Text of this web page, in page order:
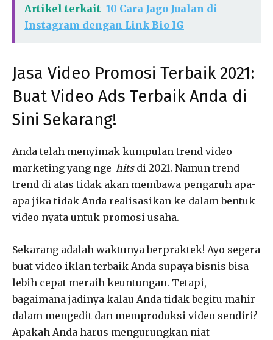
Artikel terkait 10 Cara Jago Jualan di
Instagram dengan Link Bio IG
Jasa Video Promosi Terbaik 2021:
Buat Video Ads Terbaik Anda di
Sini Sekarang!
Anda telah menyimak kumpulan trend video
marketing yang nge-hitsdi 2021. Namun trend-
trend di atas tidak akan membawa pengaruh apa-
apa jika tidak Anda realisasikan ke dalam bentuk
video nyata untuk promosi usaha.
Sekarang adalah waktunya berpraktek! Ayo segera
buat video iklan terbaik Anda supaya bisnis bisa
lebih cepat meraih keuntungan. Tetapi,
bagaimana jadinya kalau Anda tidak begitu mahir
dalam mengedit dan memproduksi video sendiri?
Apakah Anda harus mengurungkan niat